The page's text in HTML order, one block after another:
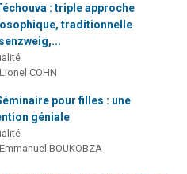
: triple approche
traditionnelle
COHN
pour filles : une
géniale
BOUKOBZA